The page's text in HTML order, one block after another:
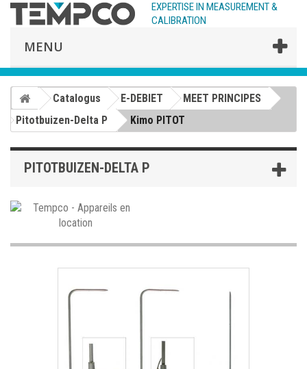
EXPERTISE IN MEASUREMENT &
CALIBRATION
MENU
Catalogus E-DEBIET
MEET PRINCIPES
Pitotbuizen-Delta P
Kimo PITOT
PITOTBUIZEN-DELTA P